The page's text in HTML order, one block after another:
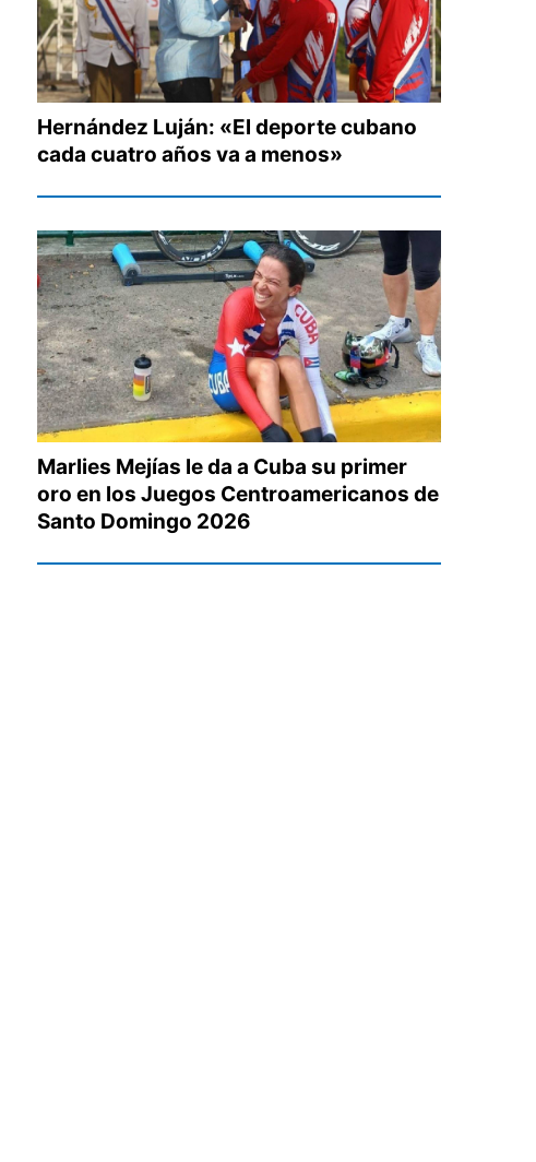
Hernández Luján: «El deporte cubano
cada cuatro años va a menos»
Marlies Mejías le da a Cuba su primer
oro en los Juegos Centroamericanos de
Santo Domingo 2026